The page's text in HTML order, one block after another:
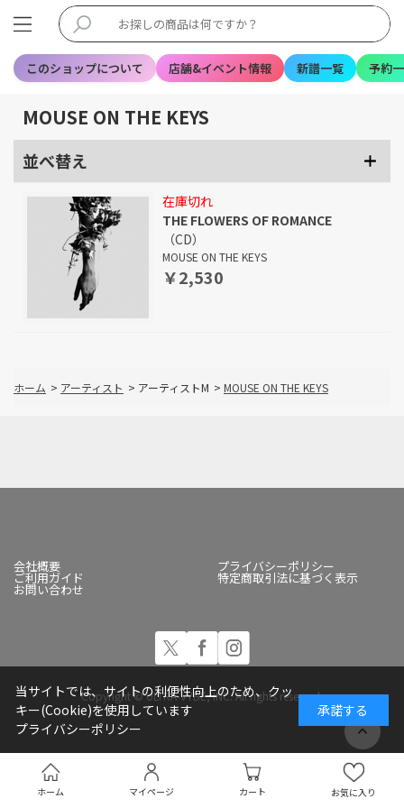
このショップについて 店舗&イベント情報 新譜一覧 予約
ホーム マイページ カート お気に入り
MOUSE ON THE KEYS
並べ替え
在庫切れ
THE FLOWERS OF ROMANCE
（CD）
MOUSE ON THE KEYS
￥2,530
ホーム > アーティスト > アーティストM > MOUSE ON THE KEYS
会社概要 プライバシーポリシー
ご利用ガイド 特定商取引法に基づく表示
お問い合わせ
Copyright © ULTRA-VYBE, INC. All rights reserved.
当サイトでは、サイトの利便性向上のため、クッ
キー(Cookie)を使用しています
プライバシーポリシー
承諾する